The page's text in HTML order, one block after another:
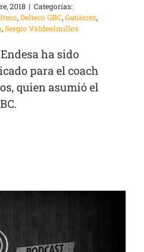
2018 | Categorías:
,Delteco GBC,Gutiérrez,
,Sergio Valdeolmillos
ha sido
para el coach
quien asumió el